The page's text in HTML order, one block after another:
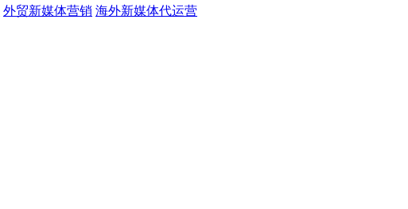
外贸新媒体营销 海外新媒体代运营